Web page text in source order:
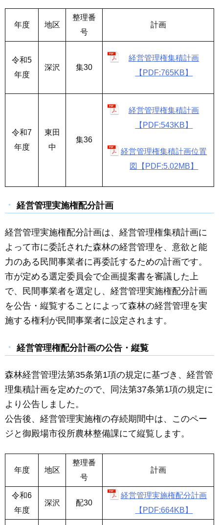
年度 地区
整理番
号
計画
令和5
年度
深沢 集30
経営管理権集積計画
【PDF:765KB】
令和7
年度
東田
中
集36
経営管理権集積計画
【PDF:543KB】
経営管理権集積計画位置
図【PDF:5.02MB】
経営管理実施権配分計画
経営管理実施権配分計画は、経営管理権集積計画に
よって市に委託された森林の経営管理を、意欲と能
力のある民間事業者に再委託するための計画です。
市が定める選定委員会で企画提案書を審議した上
で、民間事業者を選定し、経営管理実施権配分計画
を公告・縦覧することによって森林の経営管理を実
施する権利が民間事業者に設定されます。
経営管理権配分計画の公告・縦覧
森林経営管理法第35条第1項の規定に基づき、経営管
理集積計画を定めたので、同法第37条第1項の規定に
より公告しました。
公告後、経営管理実施権の存続期間中は、このペー
ジと御殿場市役所農林整備課にて縦覧します。
年度 地区
整理番
号
計画
令和6
年度
深沢 配30
経営管理実施権配分計画
【PDF:664KB】